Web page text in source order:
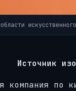
Источник
компания по